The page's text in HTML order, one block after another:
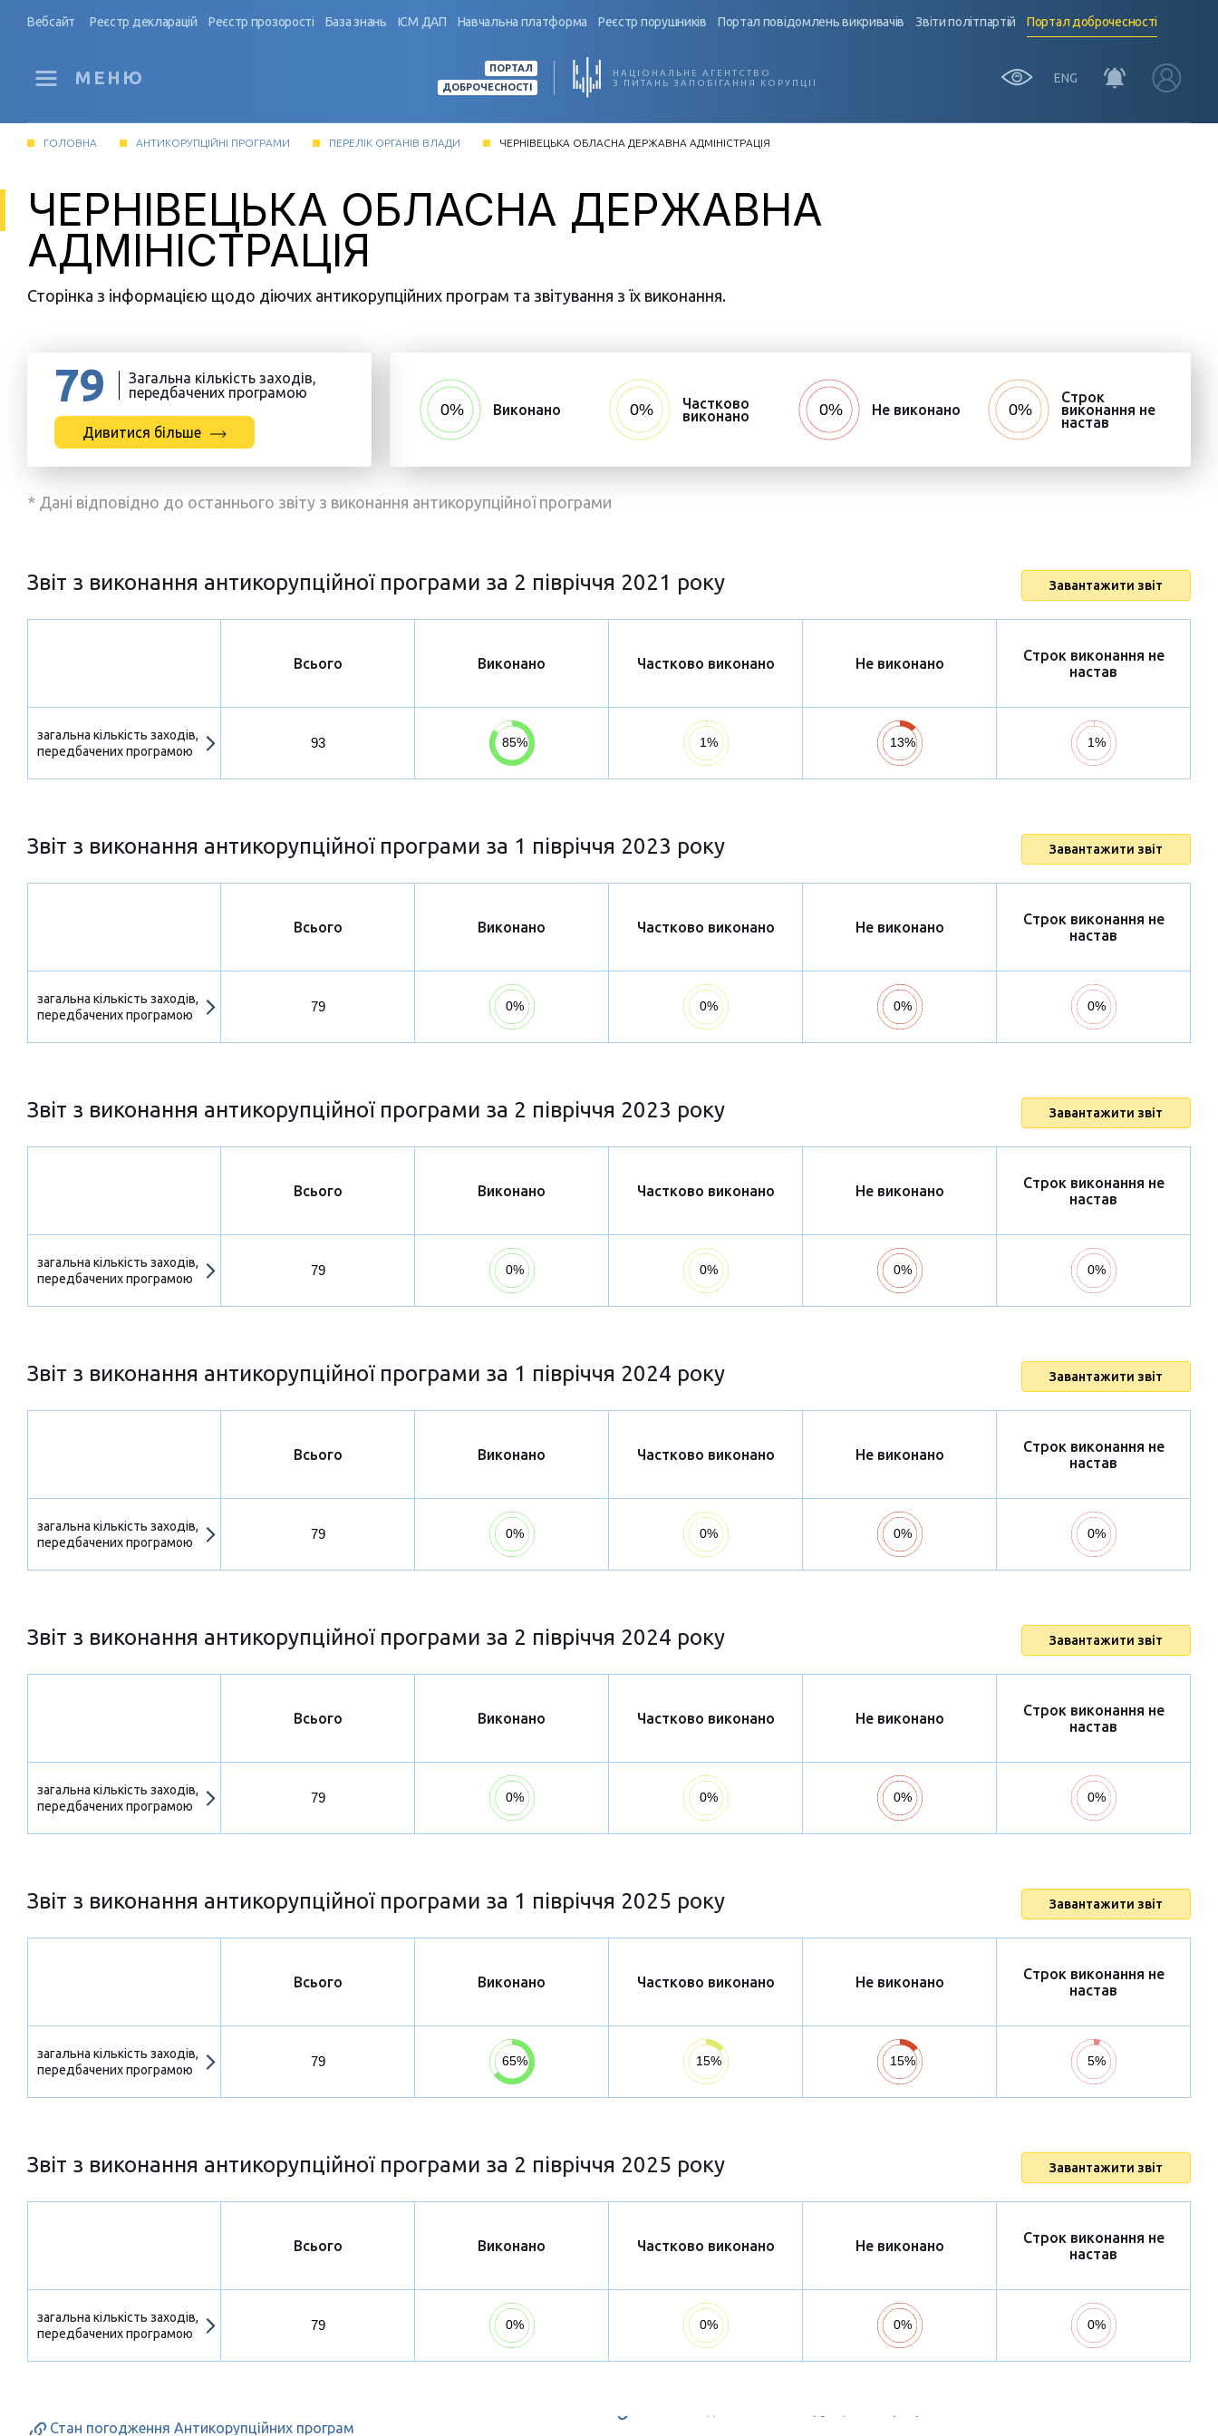
Вебсайт Реєстр декларацій Реєстр прозорості База знань ІСМ ДАП Навчальна платформа Реєстр порушників Портал повідомлень викривачів Звіти політпартій Портал доброчесності
МЕНЮ
ПОРТАЛ
ДОБРОЧЕСНОСТІ
НАЦІОНАЛЬНЕ АГЕНТСТВО
З ПИТАНЬ ЗАПОБІГАННЯ КОРУПЦІЇ
ENG
ГОЛОВНА АНТИКОРУПЦІЙНІ ПРОГРАМИ ПЕРЕЛІК ОРГАНІВ ВЛАДИ ЧЕРНІВЕЦЬКА ОБЛАСНА ДЕРЖАВНА АДМІНІСТРАЦІЯ
ЧЕРНІВЕЦЬКА ОБЛАСНА ДЕРЖАВНА
АДМІНІСТРАЦІЯ
Сторінка з інформацією щодо діючих антикорупційних програм та звітування з їх виконання.
79
Загальна кількість заходів,
передбачених програмою
Дивитися більше
Виконано Частково
виконано Не виконано
Строк
виконання не
настав
* Дані відповідно до останнього звіту з виконання антикорупційної програми
Звіт з виконання антикорупційної програми за 2 півріччя 2021 року Завантажити звіт
Всього Виконано Частково виконано Не виконано
Строк виконання не
настав
загальна кількість заходів,
передбачених програмою
93
Звіт з виконання антикорупційної програми за 1 півріччя 2023 року Завантажити звіт
Всього Виконано Частково виконано Не виконано
Строк виконання не
настав
загальна кількість заходів,
передбачених програмою
79
Звіт з виконання антикорупційної програми за 2 півріччя 2023 року Завантажити звіт
Всього Виконано Частково виконано Не виконано
Строк виконання не
настав
загальна кількість заходів,
передбачених програмою
79
Звіт з виконання антикорупційної програми за 1 півріччя 2024 року Завантажити звіт
Всього Виконано Частково виконано Не виконано
Строк виконання не
настав
загальна кількість заходів,
передбачених програмою
79
Звіт з виконання антикорупційної програми за 2 півріччя 2024 року Завантажити звіт
Всього Виконано Частково виконано Не виконано
Строк виконання не
настав
загальна кількість заходів,
передбачених програмою
79
Звіт з виконання антикорупційної програми за 1 півріччя 2025 року Завантажити звіт
Всього Виконано Частково виконано Не виконано
Строк виконання не
настав
загальна кількість заходів,
передбачених програмою
79
Звіт з виконання антикорупційної програми за 2 півріччя 2025 року Завантажити звіт
Всього Виконано Частково виконано Не виконано
Строк виконання не
настав
загальна кількість заходів,
передбачених програмою
79
Стан погодження Антикорупційних програм